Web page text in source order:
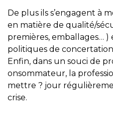
De plus ils s’engagent à
en matière de qualité/
premières, emballages…
politiques de
Enfin, dans un souci de
onsommateur, la
mettre ? jour
crise.